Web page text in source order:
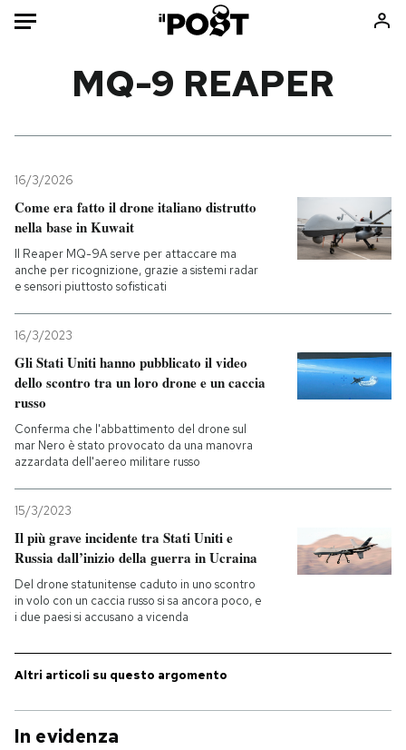
Mondo
Politica
Tecnologia
Internet
Scienza
Economia
Sport
Consumismi
Ok Boomer!
Mondiali calcio 2026
PODCAST
NEWSLETTER
I MIEI PREFERITI
SHOP
CALENDARIO
AREA PERSONALE
MQ-9 REAPER
16/3/2026
Come era fatto il drone italiano distrutto
nella base in Kuwait
Il Reaper MQ-9A serve per attaccare ma
anche per ricognizione, grazie a sistemi radar
e sensori piuttosto sofisticati
16/3/2023
Gli Stati Uniti hanno pubblicato il video
dello scontro tra un loro drone e un caccia
russo
Conferma che l'abbattimento del drone sul
mar Nero è stato provocato da una manovra
azzardata dell'aereo militare russo
15/3/2023
Il più grave incidente tra Stati Uniti e
Russia dall’inizio della guerra in Ucraina
Del drone statunitense caduto in uno scontro
in volo con un caccia russo si sa ancora poco, e
i due paesi si accusano a vicenda
Altri articoli su questo argomento
In evidenza